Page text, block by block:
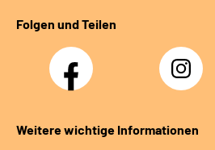
Folgen und Teilen
Facebook
Instagram
DRV
Weitere wichtige Informationen